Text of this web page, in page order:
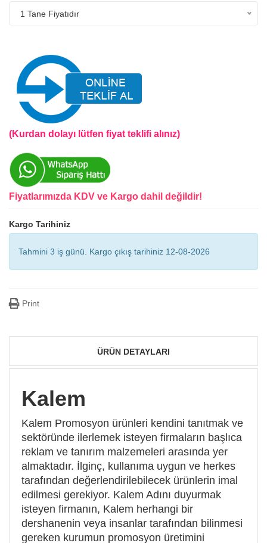
1 Tane Fiyatıdır
(Kurdan dolayı lütfen fiyat teklifi alınız)
Fiyatlarımızda KDV ve Kargo dahil değildir!
Kargo Tarihiniz
Tahmini 3 iş günü. Kargo çıkış tarihiniz 12-08-2026
Print
ÜRÜN DETAYLARI
Kalem
Kalem Promosyon ürünleri kendini tanıtmak ve
sektöründe ilerlemek isteyen firmaların başlıca
reklam ve tanırım malzemeleri arasında yer
almaktadır. İlginç, kullanıma uygun ve herkes
tarafından değerlendirilebilecek ürünlerin imal
edilmesi gerekiyor. Kalem Adını duyurmak
isteyen firmanın, Kalem herhangi bir
dershanenin veya insanlar tarafından bilinmesi
gereken kurumun promosyon üretimini